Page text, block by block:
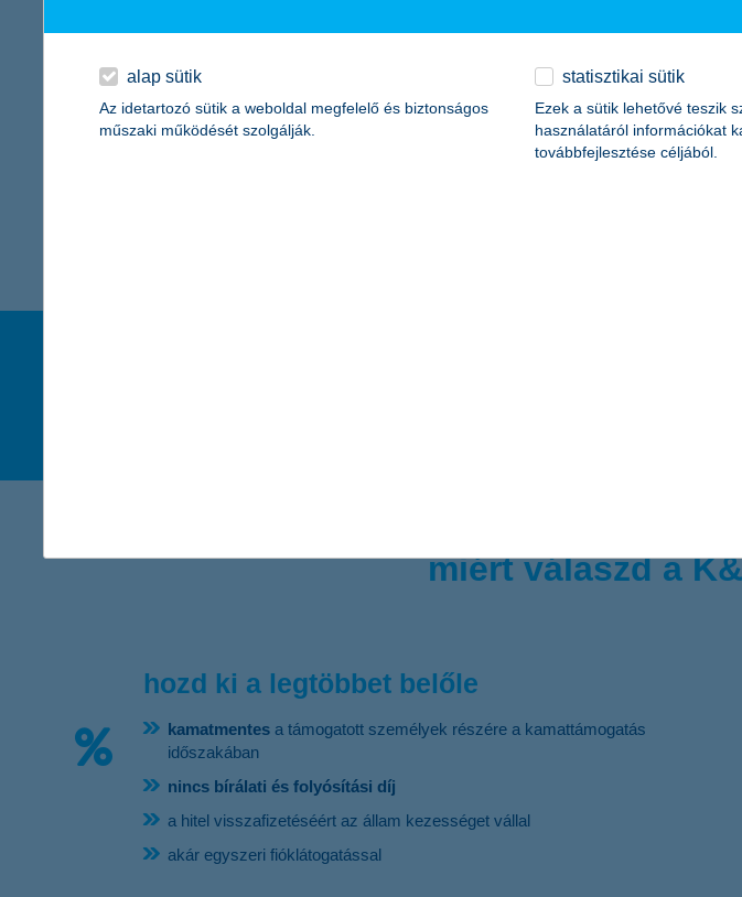
tájékozódás telefonon egyszeri fióklátogatás
miért válaszd a
hozd ki a legtöbbet belőle
kamatmentes a támogatott személyek részére a kamattámogatás
időszakában
nincs bírálati és folyósítási díj
a hitel visszafizetéséért az állam kezességet vállal
akár egyszeri fióklátogatással
alap sütik
Az idetartozó sütik a weboldal megfelelő és biztonságos
műszaki működését szolgálják.
statisztikai sütik
Ezek a sütik lehetővé teszik
használatáról információkat
továbbfejlesztése céljából.